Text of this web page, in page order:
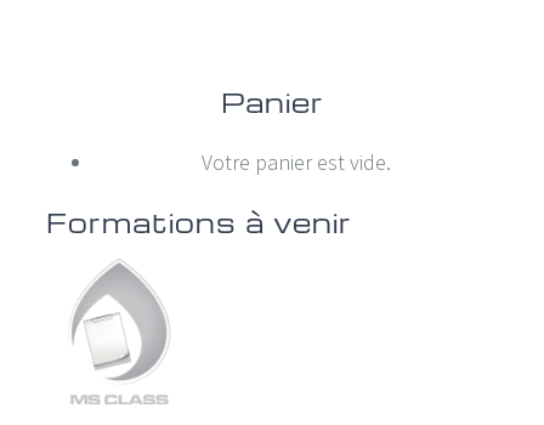
Panier
Votre panier est vide.
Formations à venir